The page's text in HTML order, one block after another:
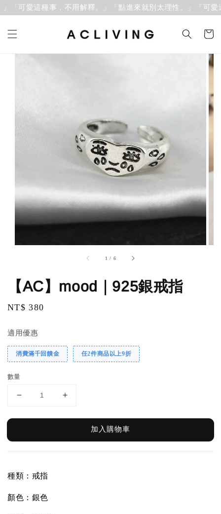
可愛這種事，不用解釋。」 「點進來就別太理性。」「可愛這
1 / 6
【AC】mood｜925銀戒指
Regular
NT$ 380
適用優惠
消費滿千回饋金 任2件商品以上9折
數量
加入購物車
種類：戒指
顏色：銀色